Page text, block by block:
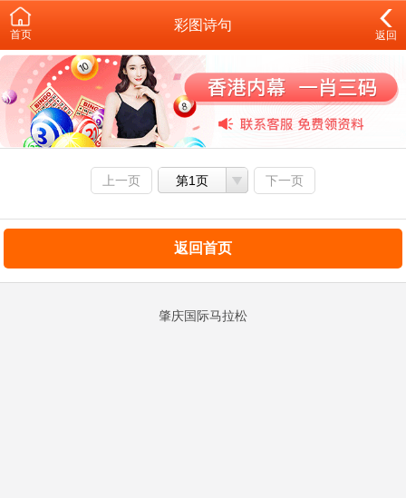
首页
彩图诗句
返回
上一页 第1页 下一页
返回首页
肇庆国际马拉松